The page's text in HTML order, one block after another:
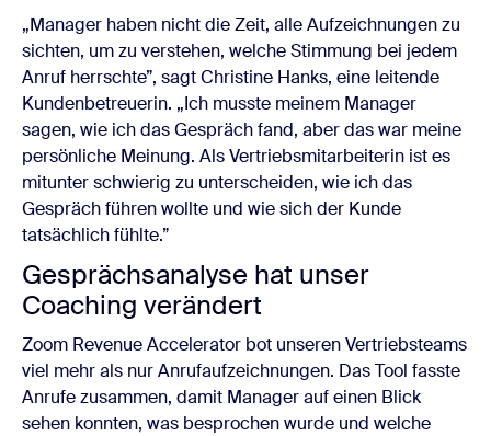
„Manager haben nicht die Zeit, alle Aufzeichnungen zu
sichten, um zu verstehen, welche Stimmung bei jedem
Anruf herrschte”, sagt Christine Hanks, eine leitende
Kundenbetreuerin. „Ich musste meinem Manager
sagen, wie ich das Gespräch fand, aber das war meine
persönliche Meinung. Als Vertriebsmitarbeiterin ist es
mitunter schwierig zu unterscheiden, wie ich das
Gespräch führen wollte und wie sich der Kunde
tatsächlich fühlte.”
Gesprächsanalyse hat unser
Coaching verändert
Zoom Revenue Accelerator bot unseren Vertriebsteams
viel mehr als nur Anrufaufzeichnungen. Das Tool fasste
Anrufe zusammen, damit Manager auf einen Blick
sehen konnten, was besprochen wurde und welche